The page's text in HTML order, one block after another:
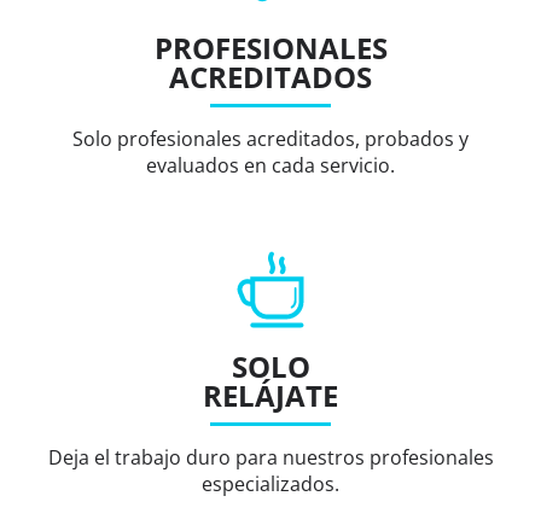
PROFESIONALES
ACREDITADOS
Solo profesionales acreditados, probados y
evaluados en cada servicio.
SOLO
RELÁJATE
Deja el trabajo duro para nuestros profesionales
especializados.